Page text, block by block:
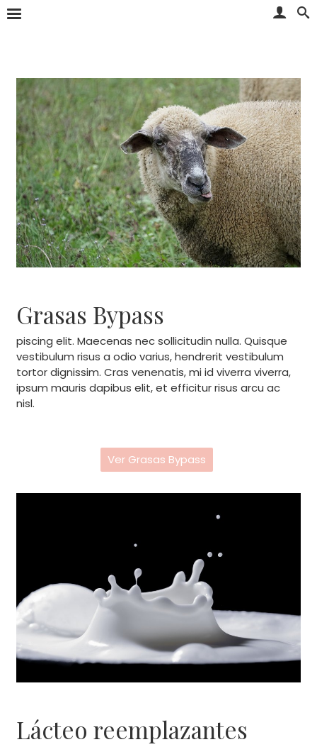
Grasas Bypass
piscing elit. Maecenas nec sollicitudin nulla. Quisque
vestibulum risus a odio varius, hendrerit vestibulum
tortor dignissim. Cras venenatis, mi id viverra viverra,
ipsum mauris dapibus elit, et efficitur risus arcu ac
nisl.
Ver Grasas Bypass
Lácteo reemplazantes